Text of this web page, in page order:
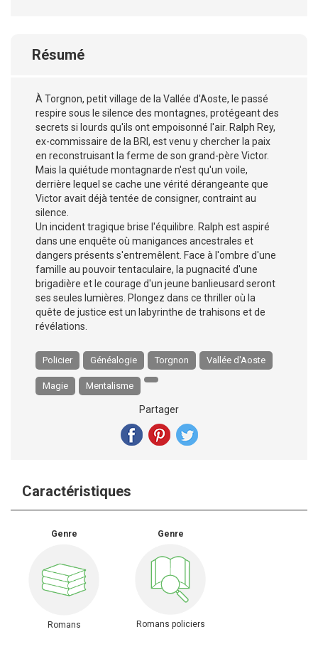
Résumé
À Torgnon, petit village de la Vallée d'Aoste, le passé
respire sous le silence des montagnes, protégeant des
secrets si lourds qu'ils ont empoisonné l'air. Ralph Rey,
ex-commissaire de la BRI, est venu y chercher la paix
en reconstruisant la ferme de son grand-père Victor.
Mais la quiétude montagnarde n'est qu'un voile,
derrière lequel se cache une vérité dérangeante que
Victor avait déjà tentée de consigner, contraint au
silence.
Un incident tragique brise l'équilibre. Ralph est aspiré
dans une enquête où manigances ancestrales et
dangers présents s'entremêlent. Face à l'ombre d'une
famille au pouvoir tentaculaire, la pugnacité d'une
brigadière et le courage d'un jeune banlieusard seront
ses seules lumières. Plongez dans ce thriller où la
quête de justice est un labyrinthe de trahisons et de
révélations.
Policier Généalogie Torgnon Vallée d'Aoste
Magie Mentalisme
Partager
Caractéristiques
Genre
Romans
Genre
Romans policiers